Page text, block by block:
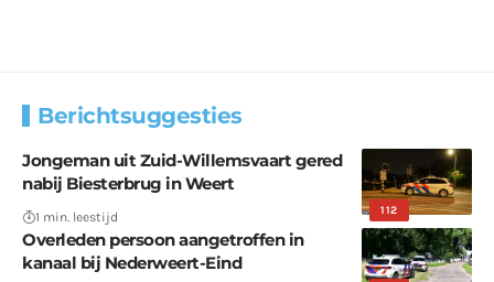
Berichtsuggesties
112
Jongeman uit Zuid-Willemsvaart gered
nabij Biesterbrug in Weert
1 min. leestijd
Overleden persoon aangetroffen in
kanaal bij Nederweert-Eind